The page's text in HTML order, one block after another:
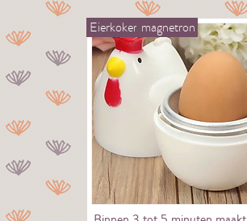
Eierkoker magnetron